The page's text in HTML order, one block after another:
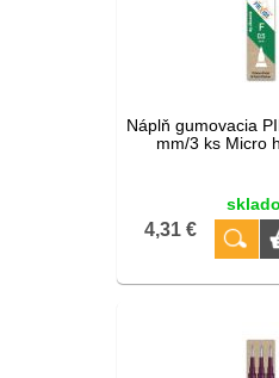
Náplň gumovacia
mm/3 ks Micro
4,31 €